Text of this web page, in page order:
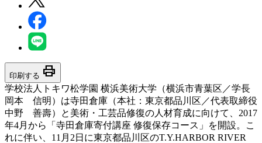
印刷する print
学校法人トキワ松学園 横浜美術大学（横浜市青葉区／学長
岡本 信明）は寺田倉庫（本社：東京都品川区／代表取締役
中野 善壽）と美術・工芸品修復の人材育成に向けて、2017
年4月から「寺田倉庫寄付講座 修復保存コース」を開設。こ
れに伴い、11月2日に東京都品川区のT.Y.HARBOR RIVER